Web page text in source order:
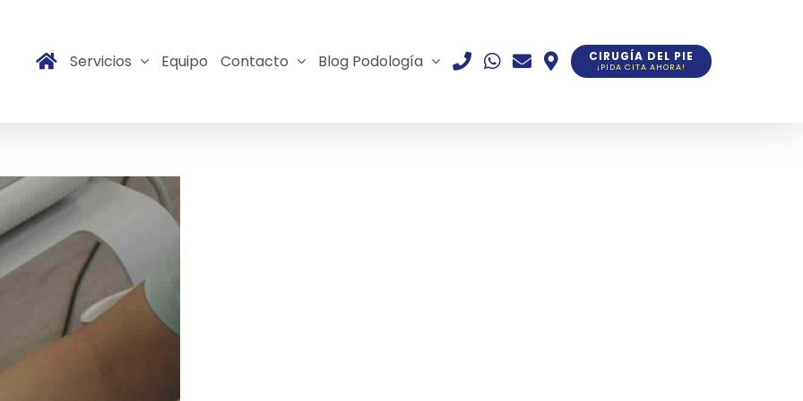
Servicios Equipo Contacto Blog Podología CIRUGÍA DEL PIE
¡PIDA CITA AHORA!